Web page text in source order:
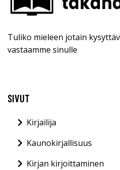
Tuliko mieleen jotain
vastaamme sinulle
SIVUT
Kirjailija
Kaunokirjallisuus
Kirjan kirjoittaminen